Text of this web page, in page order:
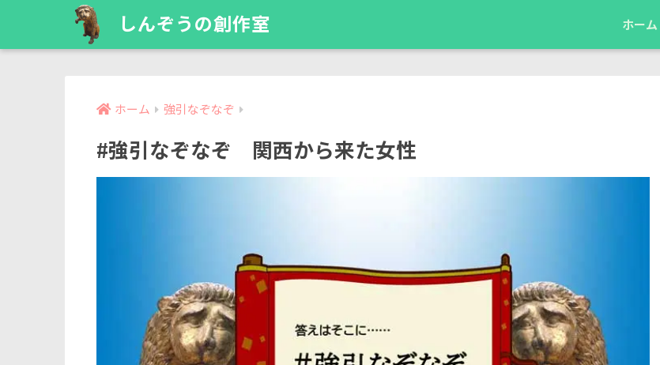
しんぞうの創作室 ホーム
ホーム 強引なぞなぞ
#強引なぞなぞ 関西から来た女性